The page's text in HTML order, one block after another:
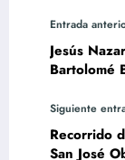
Entrada
Jesús
Bartolomé
Siguiente
Recorrido
San José